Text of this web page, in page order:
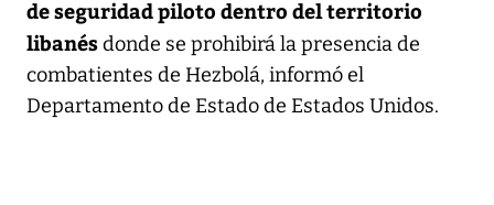
de seguridad piloto dentro del territorio
libanésdonde se prohibirá la presencia de
combatientes de Hezbolá, informó el
Departamento de Estado de Estados Unidos.